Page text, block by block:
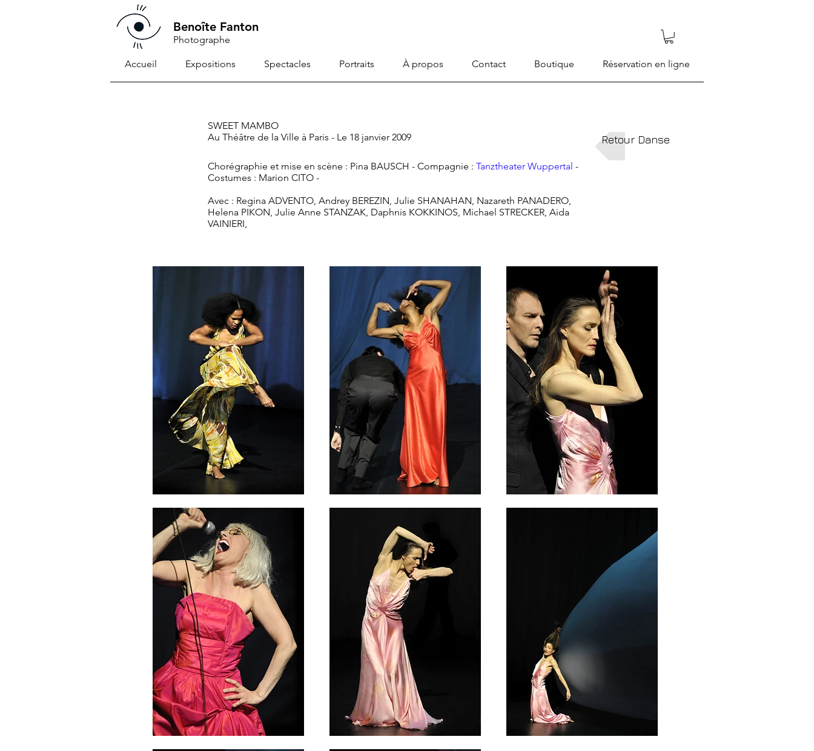
Benoîte Fanton
Photographe
Accueil Expositions Spectacles Portraits À propos Contact Boutique Réservation en ligne
SWEET MAMBO
Au Théâtre de la Ville à Paris - Le 18 janvier 2009
Retour Danse
Chorégraphie et mise en scène : Pina BAUSCH - Compagnie : Tanztheater Wuppertal -
Costumes : Marion CITO -
Avec : Regina ADVENTO, Andrey BEREZIN, Julie SHANAHAN, Nazareth PANADERO,
Helena PIKON, Julie Anne STANZAK, Daphnis KOKKINOS, Michael STRECKER, Aida
VAINIERI,